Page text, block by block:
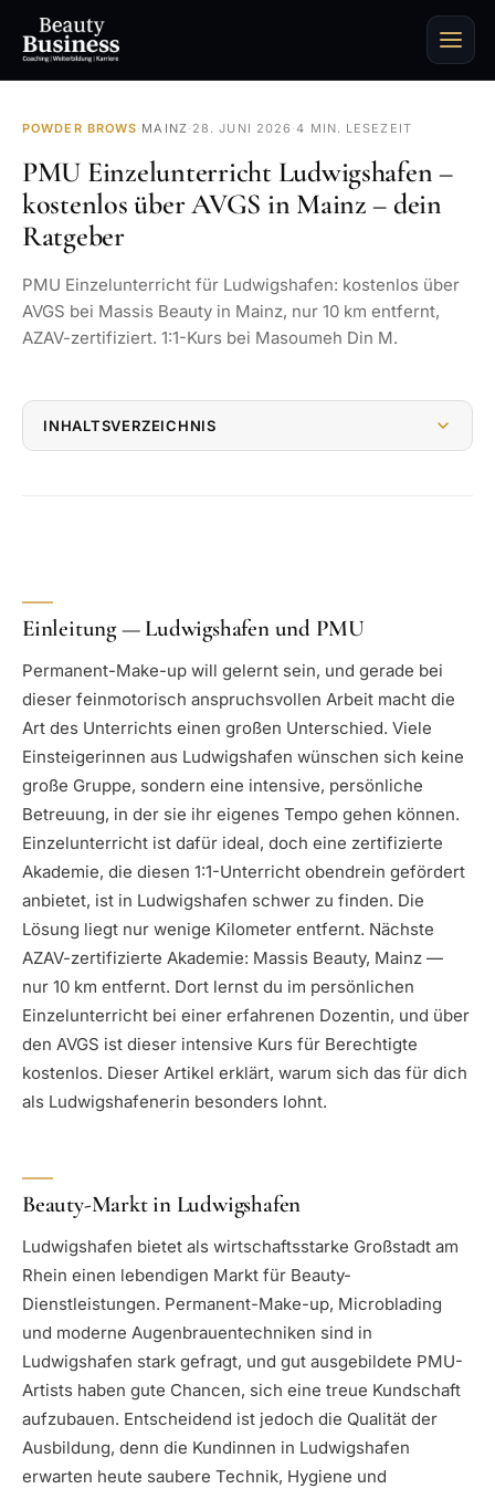
POWDER BROWS· MAINZ· 28. JUNI 2026 ·4 MIN. LESEZEIT
PMU Einzelunterricht Ludwigshafen –
kostenlos über AVGS in Mainz – dein
Ratgeber
PMU Einzelunterricht für Ludwigshafen: kostenlos über
AVGS bei Massis Beauty in Mainz, nur 10 km entfernt,
AZAV-zertifiziert. 1:1-Kurs bei Masoumeh Din M.
INHALTSVERZEICHNIS
Einleitung — Ludwigshafen und PMU
Permanent-Make-up will gelernt sein, und gerade bei
dieser feinmotorisch anspruchsvollen Arbeit macht die
Art des Unterrichts einen großen Unterschied. Viele
Einsteigerinnen aus Ludwigshafen wünschen sich keine
große Gruppe, sondern eine intensive, persönliche
Betreuung, in der sie ihr eigenes Tempo gehen können.
Einzelunterricht ist dafür ideal, doch eine zertifizierte
Akademie, die diesen 1:1-Unterricht obendrein gefördert
anbietet, ist in Ludwigshafen schwer zu finden. Die
Lösung liegt nur wenige Kilometer entfernt. Nächste
AZAV-zertifizierte Akademie: Massis Beauty, Mainz —
nur 10 km entfernt. Dort lernst du im persönlichen
Einzelunterricht bei einer erfahrenen Dozentin, und über
den AVGS ist dieser intensive Kurs für Berechtigte
kostenlos. Dieser Artikel erklärt, warum sich das für dich
als Ludwigshafenerin besonders lohnt.
Beauty-Markt in Ludwigshafen
Ludwigshafen bietet als wirtschaftsstarke Großstadt am
Rhein einen lebendigen Markt für Beauty-
Dienstleistungen. Permanent-Make-up, Microblading
und moderne Augenbrauentechniken sind in
Ludwigshafen stark gefragt, und gut ausgebildete PMU-
Artists haben gute Chancen, sich eine treue Kundschaft
aufzubauen. Entscheidend ist jedoch die Qualität der
Ausbildung, denn die Kundinnen in Ludwigshafen
erwarten heute saubere Technik, Hygiene und